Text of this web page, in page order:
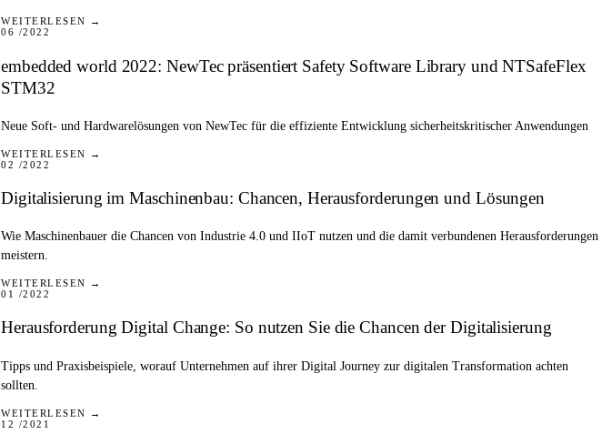
WEITERLESEN →
06 /2022
embedded world 2022: NewTec präsentiert Safety Software Library und NTSafeFlex
STM32
Neue Soft- und Hardwarelösungen von NewTec für die effiziente Entwicklung sicherheitskritischer Anwendungen
WEITERLESEN →
02 /2022
Digitalisierung im Maschinenbau: Chancen, Herausforderungen und Lösungen
Wie Maschinenbauer die Chancen von Industrie 4.0 und IIoT nutzen und die damit verbundenen Herausforderungen
meistern.
WEITERLESEN →
01 /2022
Herausforderung Digital Change: So nutzen Sie die Chancen der Digitalisierung
Tipps und Praxisbeispiele, worauf Unternehmen auf ihrer Digital Journey zur digitalen Transformation achten
sollten.
WEITERLESEN →
12 /2021